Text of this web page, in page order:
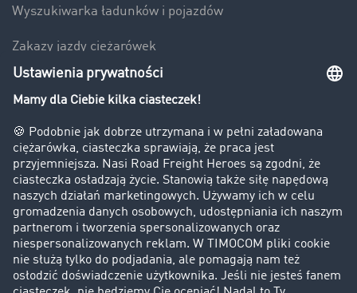
Wyszukiwarka ładunków i pojazdów
Zakazy jazdy ciężarówek
Bezpieczeństwo
Firma
Historie sukcesu
Klienci pozyskują nowych klientów
Informacje prawne
Impressum